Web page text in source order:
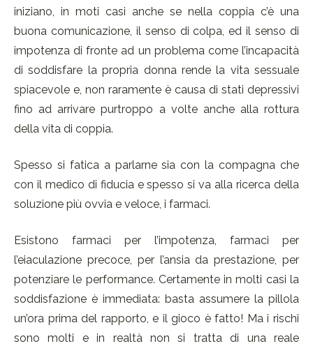
iniziano, in moti casi anche se nella coppia c’è una
buona comunicazione, il senso di colpa, ed il senso di
impotenza di fronte ad un problema come l’incapacità
di soddisfare la propria donna rende la vita sessuale
spiacevole e, non raramente è causa di stati depressivi
fino ad arrivare purtroppo a volte anche alla rottura
della vita di coppia.
Spesso si fatica a parlarne sia con la compagna che
con il medico di fiducia e spesso si va alla ricerca della
soluzione più ovvia e veloce, i farmaci.
Esistono farmaci per l’impotenza, farmaci per
l’eiaculazione precoce, per l’ansia da prestazione, per
potenziare le performance. Certamente in molti casi la
soddisfazione è immediata: basta assumere la pillola
un’ora prima del rapporto, e il gioco è fatto! Ma i rischi
sono molti e in realtà non si tratta di una reale